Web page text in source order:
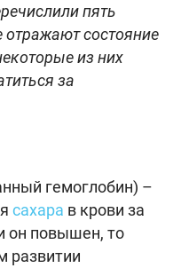
пять
состояние
из них
за
гемоглобин) –
сахара в крови за
он повышен, то
развитии